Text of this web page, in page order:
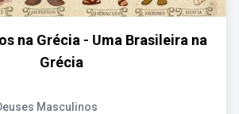
na Grécia - Uma Brasileira na
Grécia
Masculinos